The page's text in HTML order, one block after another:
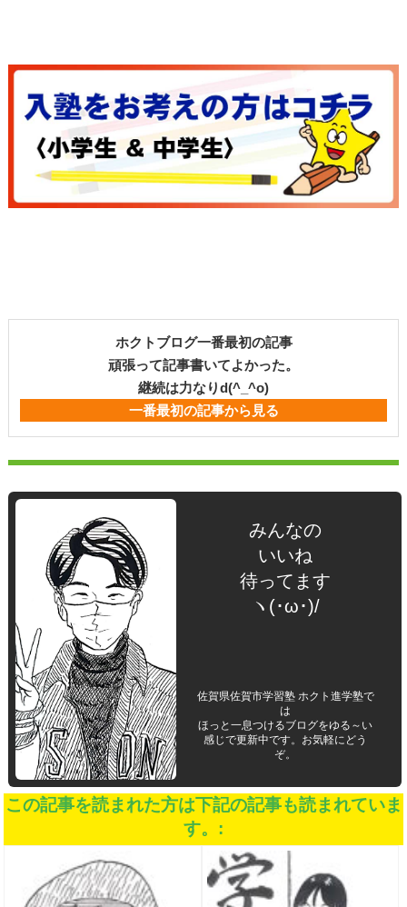
ホクトブログ一番最初の記事
頑張って記事書いてよかった。
継続は力なりd(^_^o)
一番最初の記事から見る
みんなの
いいね
待ってます
ヽ(･ω･)/
佐賀県佐賀市学習塾 ホクト進学塾で
は
ほっと一息つけるブログをゆる～い
感じで更新中です。お気軽にどう
ぞ。
この記事を読まれた方は下記の記事も読まれていま
す。: